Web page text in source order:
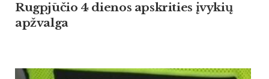
Rugpjūčio 4 dienos apskrities įvykių
apžvalga